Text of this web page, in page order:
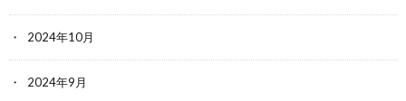
2024年10月
2024年9月